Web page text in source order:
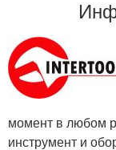
момент в любом
инструмент и